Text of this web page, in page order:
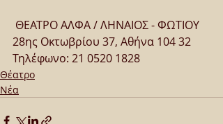
ΘΕΑΤΡΟ ΑΛΦΑ / ΛΗΝΑΙΟΣ - ΦΩΤΙΟΥ
28ης Οκτωβρίου 37, Αθήνα 104 32
Τηλέφωνο: 21 0520 1828
Θέατρο
Νέα